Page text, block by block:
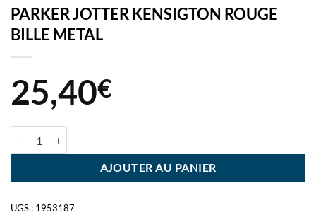
PARKER JOTTER KENSIGTON ROUGE
BILLE METAL
25,40€
AJOUTER AU PANIER
UGS : 1953187